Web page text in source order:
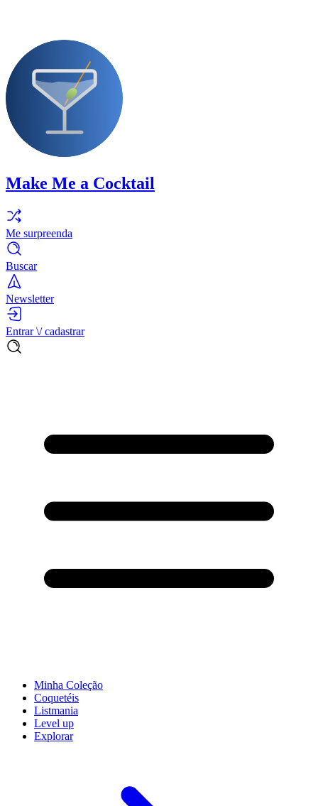
Make Me a Cocktail
Me surpreenda
Buscar
Newsletter
Entrar \/ cadastrar
Minha Coleção
Coquetéis
Listmania
Level up
Explorar